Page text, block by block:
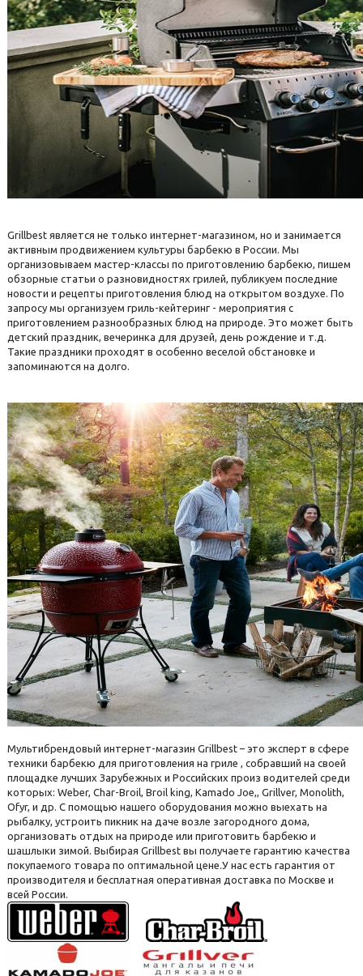
Grillbest является не только интернет-магазином, но и занимается
активным продвижением культуры барбекю в России. Мы
организовываем мастер-классы по приготовлению барбекю, пишем
обзорные статьи о разновидностях грилей, публикуем последние
новости и рецепты приготовления блюд на открытом воздухе. По
запросу мы организуем гриль-кейтеринг - мероприятия с
приготовлением разнообразных блюд на природе. Это может быть
детский праздник, вечеринка для друзей, день рождение и т.д.
Такие праздники проходят в особенно веселой обстановке и
запоминаются на долго.
Мультибрендовый интернет-магазин Grillbest – это эксперт в сфере
техники барбекю для приготовления на гриле , собравший на своей
площадке лучших Зарубежных и Российских произ водителей среди
которых: Weber, Char-Broil, Broil king, Kamado Joe,, Grillver, Monolith,
Ofyr, и др. С помощью нашего оборудования можно выехать на
рыбалку, устроить пикник на даче возле загородного дома,
организовать отдых на природе или приготовить барбекю и
шашлыки зимой. Выбирая Grillbest вы получаете гарантию качества
покупаемого товара по оптимальной цене.У нас есть гарантия от
производителя и бесплатная оперативная доставка по Москве и
всей России.